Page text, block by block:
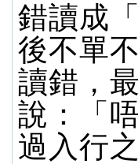
錯讀成
後不單
讀錯，
說：「
過入行